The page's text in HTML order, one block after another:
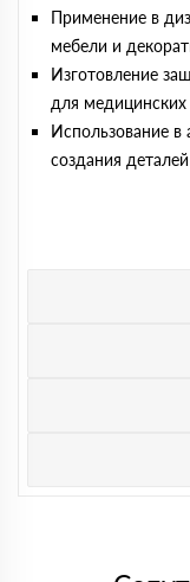
Применение в
мебели и
Изготовление
для
Использование
создания